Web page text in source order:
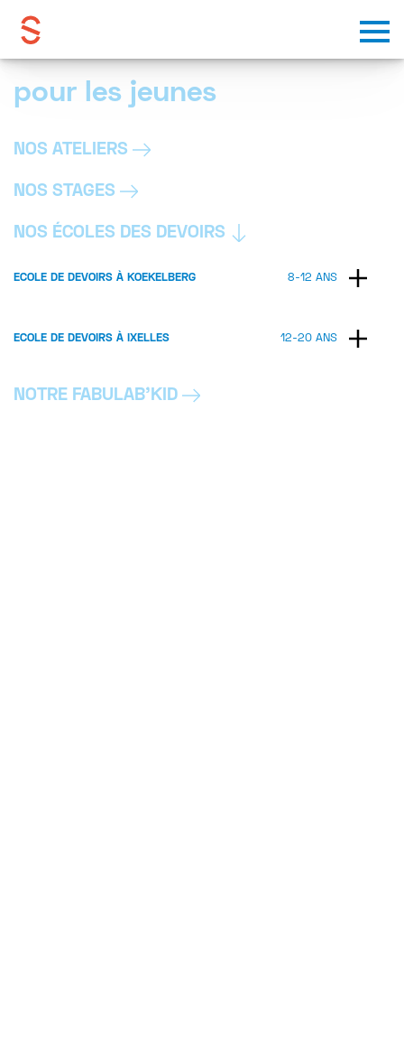
pour les jeunes
NOS ATELIERS
NOS STAGES
NOS ÉCOLES DES DEVOIRS
ECOLE DE DEVOIRS À KOEKELBERG 8-12 ANS
ECOLE DE DEVOIRS À IXELLES 12-20 ANS
NOTRE FABULAB’KID